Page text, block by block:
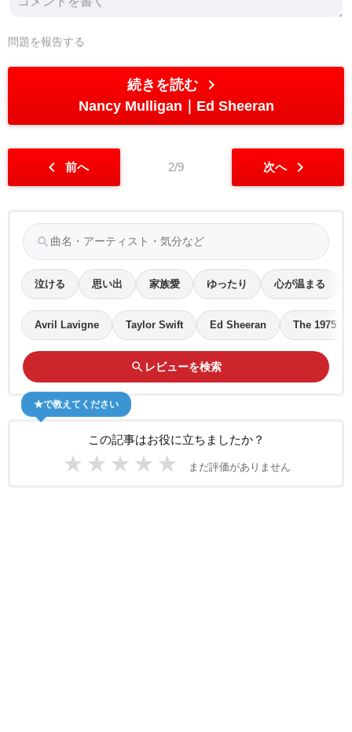
問題を報告する
続きを読む chevron_right
Nancy Mulligan Ed Sheeran
chevron_left 前へ 2/9 次へ chevron_right
search
泣ける 思い出 家族愛 ゆったり 心が温まる
Avril Lavigne Taylor Swift Ed Sheeran The 1975
search レビューを検索
この記事はお役に立ちましたか？
★ ★ ★ ★ ★ まだ評価がありません
★で教えてください